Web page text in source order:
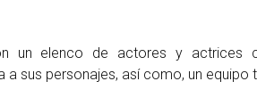
un elenco de actores y actrices
a sus personajes, así como, un equipo